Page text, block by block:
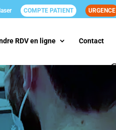
COMPTE PATIENT URGENCE
RDV en ligne Contact